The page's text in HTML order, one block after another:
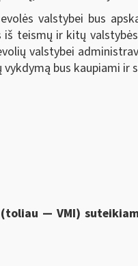
valstybei bus
iš teismų ir kitų
valstybei
bus kaupiami
— VMI)